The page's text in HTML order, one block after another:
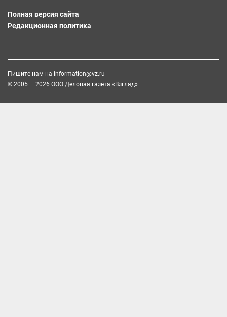
Полная версия сайта
Редакционная политика
Пишите нам на information@vz.ru
© 2005 — 2026 ООО Деловая газета «Взгляд»